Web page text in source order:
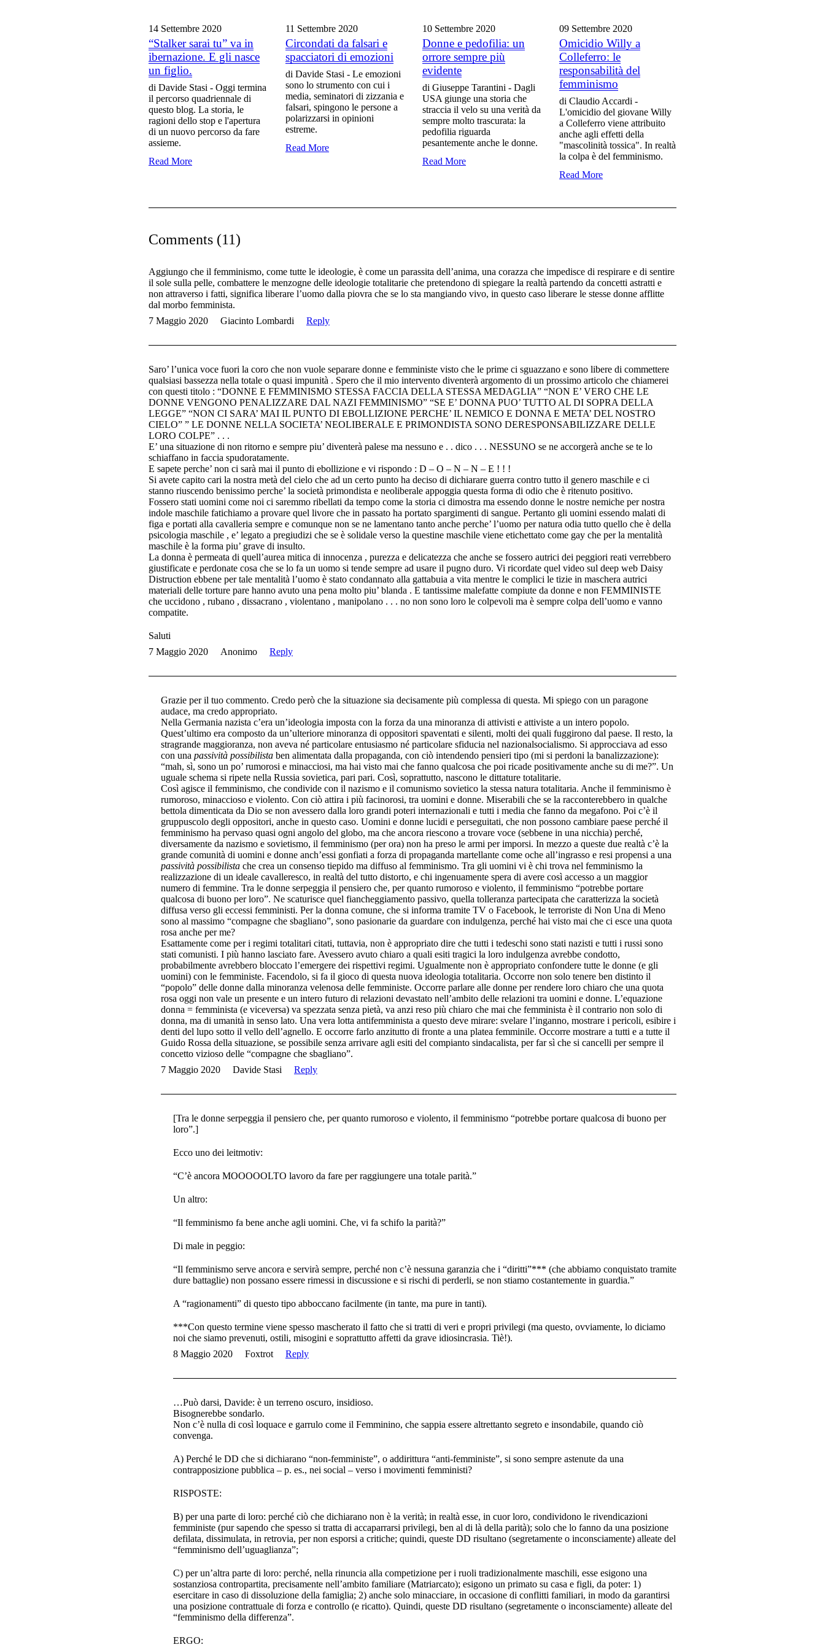
14 Settembre 2020
“Stalker sarai tu” va in
ibernazione. E gli nasce
un figlio.
di Davide Stasi - Oggi termina
il percorso quadriennale di
questo blog. La storia, le
ragioni dello stop e l'apertura
di un nuovo percorso da fare
assieme.
Read More
11 Settembre 2020
Circondati da falsari e
spacciatori di emozioni
di Davide Stasi - Le emozioni
sono lo strumento con cui i
media, seminatori di zizzania e
falsari, spingono le persone a
polarizzarsi in opinioni
estreme.
Read More
10 Settembre 2020
Donne e pedofilia: un
orrore sempre più
evidente
di Giuseppe Tarantini - Dagli
USA giunge una storia che
straccia il velo su una verità da
sempre molto trascurata: la
pedofilia riguarda
pesantemente anche le donne.
Read More
09 Settembre 2020
Omicidio Willy a
Colleferro: le
responsabilità del
femminismo
di Claudio Accardi -
L'omicidio del giovane Willy
a Colleferro viene attribuito
anche agli effetti della
"mascolinità tossica". In realtà
la colpa è del femminismo.
Read More
Comments (11)
Aggiungo che il femminismo, come tutte le ideologie, è come un parassita dell’anima, una corazza che impedisce di respirare e di sentire
il sole sulla pelle, combattere le menzogne delle ideologie totalitarie che pretendono di spiegare la realtà partendo da concetti astratti e
non attraverso i fatti, significa liberare l’uomo dalla piovra che se lo sta mangiando vivo, in questo caso liberare le stesse donne afflitte
dal morbo femminista.
7 Maggio 2020
Giacinto Lombardi Reply
Saro’ l’unica voce fuori la coro che non vuole separare donne e femministe visto che le prime ci sguazzano e sono libere di commettere
qualsiasi bassezza nella totale o quasi impunità . Spero che il mio intervento diventerà argomento di un prossimo articolo che chiamerei
con questi titolo : “DONNE E FEMMINISMO STESSA FACCIA DELLA STESSA MEDAGLIA” “NON E’ VERO CHE LE
DONNE VENGONO PENALIZZARE DAL NAZI FEMMINISMO” “SE E’ DONNA PUO’ TUTTO AL DI SOPRA DELLA
LEGGE” “NON CI SARA’ MAI IL PUNTO DI EBOLLIZIONE PERCHE’ IL NEMICO E DONNA E META’ DEL NOSTRO
CIELO” ” LE DONNE NELLA SOCIETA’ NEOLIBERALE E PRIMONDISTA SONO DERESPONSABILIZZARE DELLE
LORO COLPE” . . .
E’ una situazione di non ritorno e sempre piu’ diventerà palese ma nessuno e . . dico . . . NESSUNO se ne accorgerà anche se te lo
schiaffano in faccia spudoratamente.
E sapete perche’ non ci sarà mai il punto di ebollizione e vi rispondo : D – O – N – N – E ! ! !
Si avete capito cari la nostra metà del cielo che ad un certo punto ha deciso di dichiarare guerra contro tutto il genero maschile e ci
stanno riuscendo benissimo perche’ la società primondista e neoliberale appoggia questa forma di odio che è ritenuto positivo.
Fossero stati uomini come noi ci saremmo ribellati da tempo come la storia ci dimostra ma essendo donne le nostre nemiche per nostra
indole maschile fatichiamo a provare quel livore che in passato ha portato spargimenti di sangue. Pertanto gli uomini essendo malati di
figa e portati alla cavalleria sempre e comunque non se ne lamentano tanto anche perche’ l’uomo per natura odia tutto quello che è della
psicologia maschile , e’ legato a pregiudizi che se è solidale verso la questine maschile viene etichettato come gay che per la mentalità
maschile è la forma piu’ grave di insulto.
La donna è permeata di quell’aurea mitica di innocenza , purezza e delicatezza che anche se fossero autrici dei peggiori reati verrebbero
giustificate e perdonate cosa che se lo fa un uomo si tende sempre ad usare il pugno duro. Vi ricordate quel video sul deep web Daisy
Distruction ebbene per tale mentalità l’uomo è stato condannato alla gattabuia a vita mentre le complici le tizie in maschera autrici
materiali delle torture pare hanno avuto una pena molto piu’ blanda . E tantissime malefatte compiute da donne e non FEMMINISTE
che uccidono , rubano , dissacrano , violentano , manipolano . . . no non sono loro le colpevoli ma è sempre colpa dell’uomo e vanno
compatite.
Saluti
7 Maggio 2020
Anonimo Reply
Grazie per il tuo commento. Credo però che la situazione sia decisamente più complessa di questa. Mi spiego con un paragone
audace, ma credo appropriato.
Nella Germania nazista c’era un’ideologia imposta con la forza da una minoranza di attivisti e attiviste a un intero popolo.
Quest’ultimo era composto da un’ulteriore minoranza di oppositori spaventati e silenti, molti dei quali fuggirono dal paese. Il resto, la
stragrande maggioranza, non aveva né particolare entusiasmo né particolare sfiducia nel nazionalsocialismo. Si approcciava ad esso
con una passività possibilista ben alimentata dalla propaganda, con ciò intendendo pensieri tipo (mi si perdoni la banalizzazione):
“mah, sì, sono un po’ rumorosi e minacciosi, ma hai visto mai che fanno qualcosa che poi ricade positivamente anche su di me?”. Un
uguale schema si ripete nella Russia sovietica, pari pari. Così, soprattutto, nascono le dittature totalitarie.
Così agisce il femminismo, che condivide con il nazismo e il comunismo sovietico la stessa natura totalitaria. Anche il femminismo è
rumoroso, minaccioso e violento. Con ciò attira i più facinorosi, tra uomini e donne. Miserabili che se la racconterebbero in qualche
bettola dimenticata da Dio se non avessero dalla loro grandi poteri internazionali e tutti i media che fanno da megafono. Poi c’è il
gruppuscolo degli oppositori, anche in questo caso. Uomini e donne lucidi e perseguitati, che non possono cambiare paese perché il
femminismo ha pervaso quasi ogni angolo del globo, ma che ancora riescono a trovare voce (sebbene in una nicchia) perché,
diversamente da nazismo e sovietismo, il femminismo (per ora) non ha preso le armi per imporsi. In mezzo a queste due realtà c’è la
grande comunità di uomini e donne anch’essi gonfiati a forza di propaganda martellante come oche all’ingrasso e resi propensi a una
passività possibilista che crea un consenso tiepido ma diffuso al femminismo. Tra gli uomini vi è chi trova nel femminismo la
realizzazione di un ideale cavalleresco, in realtà del tutto distorto, e chi ingenuamente spera di avere così accesso a un maggior
numero di femmine. Tra le donne serpeggia il pensiero che, per quanto rumoroso e violento, il femminismo “potrebbe portare
qualcosa di buono per loro”. Ne scaturisce quel fiancheggiamento passivo, quella tolleranza partecipata che caratterizza la società
diffusa verso gli eccessi femministi. Per la donna comune, che si informa tramite TV o Facebook, le terroriste di Non Una di Meno
sono al massimo “compagne che sbagliano”, sono pasionarie da guardare con indulgenza, perché hai visto mai che ci esce una quota
rosa anche per me?
Esattamente come per i regimi totalitari citati, tuttavia, non è appropriato dire che tutti i tedeschi sono stati nazisti e tutti i russi sono
stati comunisti. I più hanno lasciato fare. Avessero avuto chiaro a quali esiti tragici la loro indulgenza avrebbe condotto,
probabilmente avrebbero bloccato l’emergere dei rispettivi regimi. Ugualmente non è appropriato confondere tutte le donne (e gli
uomini) con le femministe. Facendolo, si fa il gioco di questa nuova ideologia totalitaria. Occorre non solo tenere ben distinto il
“popolo” delle donne dalla minoranza velenosa delle femministe. Occorre parlare alle donne per rendere loro chiaro che una quota
rosa oggi non vale un presente e un intero futuro di relazioni devastato nell’ambito delle relazioni tra uomini e donne. L’equazione
donna = femminista (e viceversa) va spezzata senza pietà, va anzi reso più chiaro che mai che femminista è il contrario non solo di
donna, ma di umanità in senso lato. Una vera lotta antifemminista a questo deve mirare: svelare l’inganno, mostrare i pericoli, esibire i
denti del lupo sotto il vello dell’agnello. E occorre farlo anzitutto di fronte a una platea femminile. Occorre mostrare a tutti e a tutte il
Guido Rossa della situazione, se possibile senza arrivare agli esiti del compianto sindacalista, per far sì che si cancelli per sempre il
concetto vizioso delle “compagne che sbagliano”.
7 Maggio 2020
Davide Stasi Reply
[Tra le donne serpeggia il pensiero che, per quanto rumoroso e violento, il femminismo “potrebbe portare qualcosa di buono per
loro”.]
Ecco uno dei leitmotiv:
“C’è ancora MOOOOOLTO lavoro da fare per raggiungere una totale parità.”
Un altro:
“Il femminismo fa bene anche agli uomini. Che, vi fa schifo la parità?”
Di male in peggio:
“Il femminismo serve ancora e servirà sempre, perché non c’è nessuna garanzia che i “diritti”*** (che abbiamo conquistato tramite
dure battaglie) non possano essere rimessi in discussione e si rischi di perderli, se non stiamo costantemente in guardia.”
A “ragionamenti” di questo tipo abboccano facilmente (in tante, ma pure in tanti).
***Con questo termine viene spesso mascherato il fatto che si tratti di veri e propri privilegi (ma questo, ovviamente, lo diciamo
noi che siamo prevenuti, ostili, misogini e soprattutto affetti da grave idiosincrasia. Tiè!).
8 Maggio 2020
Foxtrot Reply
…Può darsi, Davide: è un terreno oscuro, insidioso.
Bisognerebbe sondarlo.
Non c’è nulla di così loquace e garrulo come il Femminino, che sappia essere altrettanto segreto e insondabile, quando ciò
convenga.
A) Perché le DD che si dichiarano “non-femministe”, o addirittura “anti-femministe”, si sono sempre astenute da una
contrapposizione pubblica – p. es., nei social – verso i movimenti femministi?
RISPOSTE:
B) per una parte di loro: perché ciò che dichiarano non è la verità; in realtà esse, in cuor loro, condividono le rivendicazioni
femministe (pur sapendo che spesso si tratta di accaparrarsi privilegi, ben al di là della parità); solo che lo fanno da una posizione
defilata, dissimulata, in retrovia, per non esporsi a critiche; quindi, queste DD risultano (segretamente o inconsciamente) alleate del
“femminismo dell’uguaglianza”;
C) per un’altra parte di loro: perché, nella rinuncia alla competizione per i ruoli tradizionalmente maschili, esse esigono una
sostanziosa contropartita, precisamente nell’ambito familiare (Matriarcato); esigono un primato su casa e figli, da poter: 1)
esercitare in caso di dissoluzione della famiglia; 2) anche solo minacciare, in occasione di conflitti familiari, in modo da garantirsi
una posizione contrattuale di forza e controllo (e ricatto). Quindi, queste DD risultano (segretamente o inconsciamente) alleate del
“femminismo della differenza”.
ERGO: